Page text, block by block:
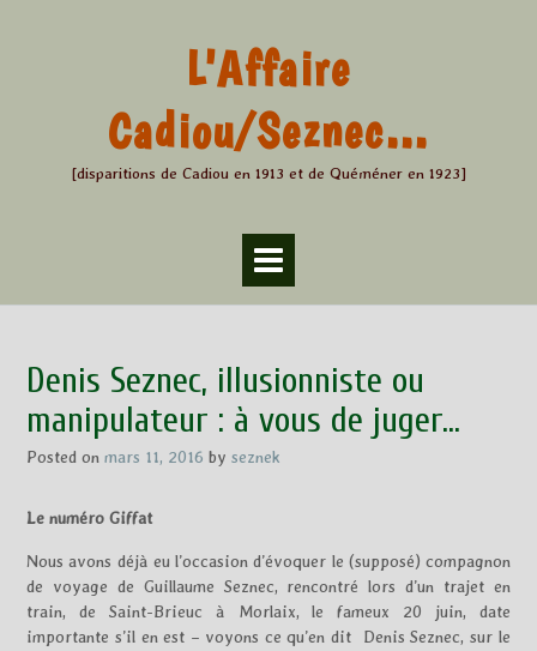
L'Affaire
Cadiou/Seznec…
[disparitions de Cadiou en 1913 et de Quéméner en 1923]
Denis Seznec, illusionniste ou
manipulateur : à vous de juger…
Posted on mars 11, 2016 by seznek
Le numéro Giffat
Nous avons déjà eu l’occasion d’évoquer le (supposé) compagnon
de voyage de Guillaume Seznec, rencontré lors d’un trajet en
train, de Saint-Brieuc à Morlaix, le fameux 20 juin, date
importante s’il en est – voyons ce qu’en dit Denis Seznec, sur le